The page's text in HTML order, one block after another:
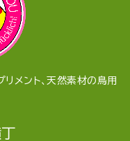
リメント、天然素材の鳥用